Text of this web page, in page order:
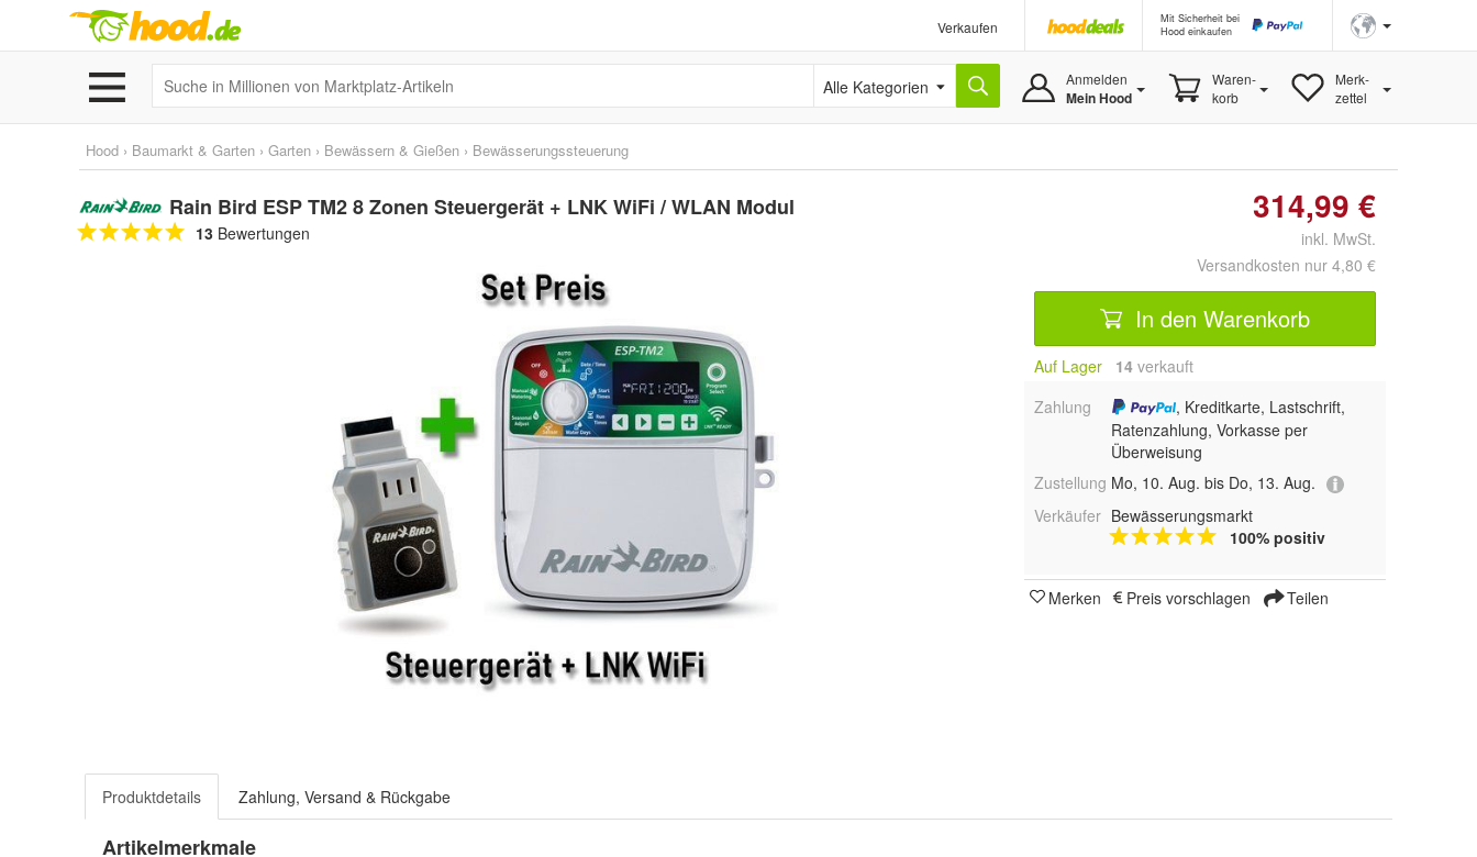
Verkaufen
Mit Sicherheit bei
Hood einkaufen
Alle Kategorien Anmelden
Mein Hood
Waren-
korb
Merk-
zettel
Hood › Baumarkt & Garten › Garten › Bewässern & Gießen › Bewässerungssteuerung
Rain Bird ESP TM2 8 Zonen Steuergerät + LNK WiFi / WLAN Modul
13 Bewertungen
314,99 €
inkl. MwSt.
Versandkosten nur 4,80 €
In den Warenkorb
Auf Lager 14 verkauft
Zahlung
, Kreditkarte, Lastschrift,
Ratenzahlung, Vorkasse per
Überweisung
Zustellung Mo, 10. Aug. bis Do, 13. Aug.
Verkäufer Bewässerungsmarkt
100% positiv
Merken Preis vorschlagen Teilen
Produktdetails Zahlung, Versand & Rückgabe
Artikelmerkmale